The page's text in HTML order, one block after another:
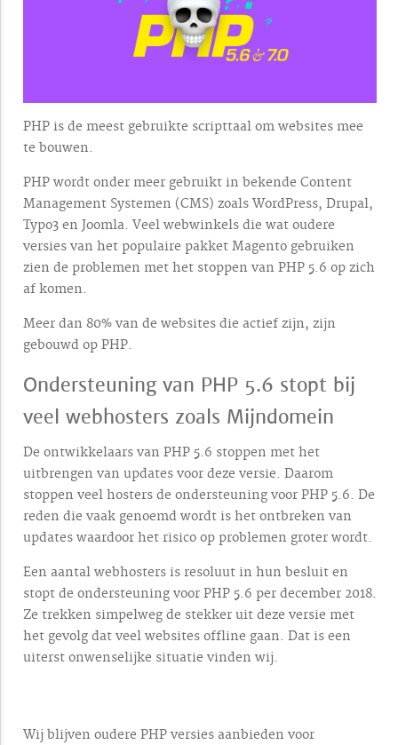
PHP is de meest gebruikte scripttaal om websites mee
te bouwen.
PHP wordt onder meer gebruikt in bekende Content
Management Systemen (CMS) zoals WordPress, Drupal,
Typo3 en Joomla. Veel webwinkels die wat oudere
versies van het populaire pakket Magento gebruiken
zien de problemen met het stoppen van PHP 5.6 op zich
af komen.
Meer dan 80% van de websites die actief zijn, zijn
gebouwd op PHP.
Ondersteuning van PHP 5.6 stopt bij
veel webhosters zoals Mijndomein
De ontwikkelaars van PHP 5.6 stoppen met het
uitbrengen van updates voor deze versie. Daarom
stoppen veel hosters de ondersteuning voor PHP 5.6. De
reden die vaak genoemd wordt is het ontbreken van
updates waardoor het risico op problemen groter wordt.
Een aantal webhosters is resoluut in hun besluit en
stopt de ondersteuning voor PHP 5.6 per december 2018.
Ze trekken simpelweg de stekker uit deze versie met
het gevolg dat veel websites offline gaan. Dat is een
uiterst onwenselijke situatie vinden wij.
Wij blijven oudere PHP versies aanbieden voor